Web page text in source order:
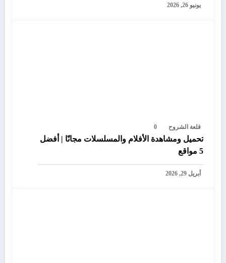
يونيو 26, 2026
قلعة الشروح 0
تحميل ومشاهدة الأفلام والمسلسلات مجانًا | أفضل
5 مواقع
أبريل 29, 2026